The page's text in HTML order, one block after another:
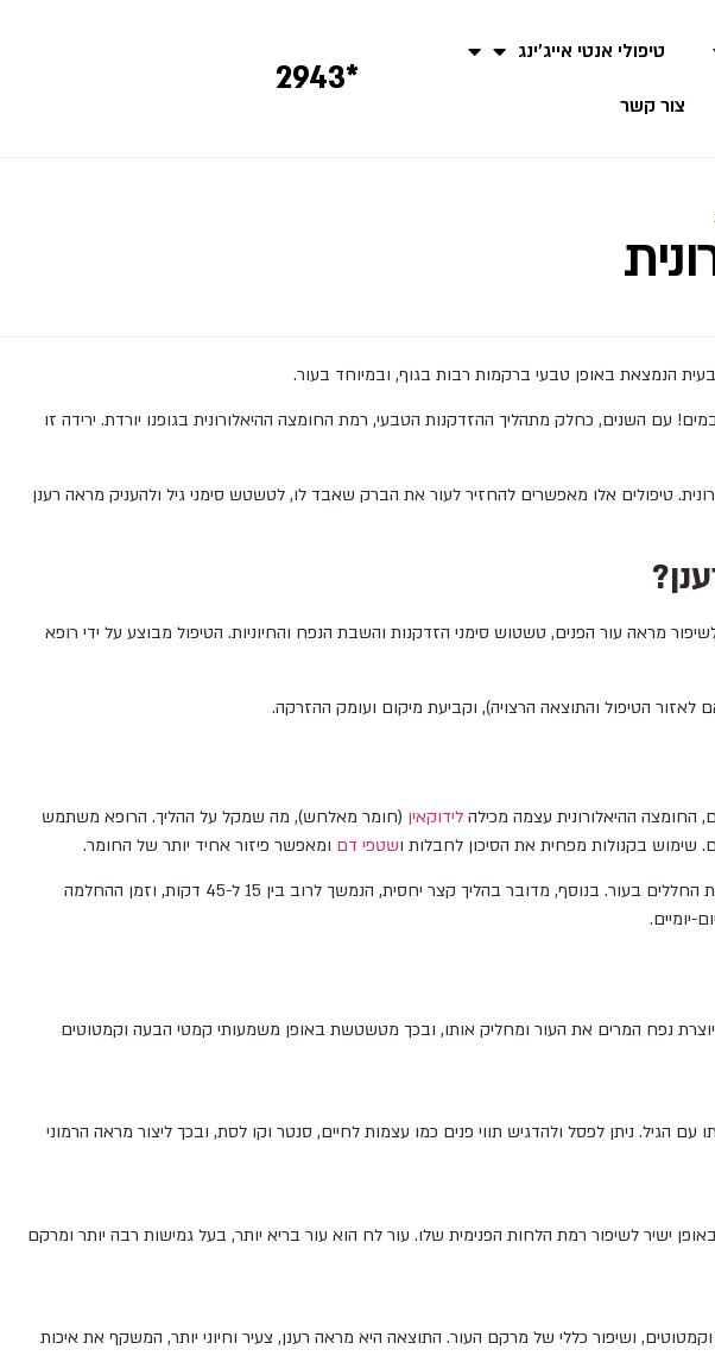
טיפולי אנטי אייג'ינג
צור קשר
*2943
הנמצאת באופן טבעי ברקמות רבות בגוף, ובמיוחד בעור.
עם השנים, כחלק מתהליך ההזדקנות הטבעי, רמת החומצה ההיאלורונית בגופנו יורדת. ירידה זו
טיפולים אלו מאפשרים להחזיר לעור את הברק שאבד לו, לטשטש סימני גיל ולהעניק מראה רענן
מראה עור הפנים, טשטוש סימני הזדקנות והשבת הנפח והחיוניות. הטיפול מבוצע על ידי רופא
הטיפול והתוצאה הרצויה), וקביעת מיקום ועומק ההזרקה.
החומצה ההיאלורונית עצמה מכילה לידוקאין (חומר מאלחש), מה שמקל על ההליך. הרופא משתמש
שימוש בקנולות מפחית את הסיכון לחבלות ושטפי דם ומאפשר פיזור אחיד יותר של החומר.
אחד היתרונות הבולטים של טיפולי חומצה היאלורונית הוא התוצאות המיידיות. ברגע שהחומר מוזרק, הוא מתחיל לפעול ולמלא את החללים בעור. בנוסף, מדובר בהליך קצר יחסית, הנמשך לרוב בין 15 ל-45 דקות, וזמן ההחלמה
יומיים.
נפח המרים את העור ומחליק אותו, ובכך מטשטשת באופן משמעותי קמטי הבעה וקמטוטים
ניתן לפסל ולהדגיש תווי פנים כמו עצמות לחיים, סנטר וקו לסת, ובכך ליצור מראה הרמוני
ישיר לשיפור רמת הלחות הפנימית שלו. עור לח הוא עור בריא יותר, בעל גמישות רבה יותר ומרקם
ושיפור כללי של מרקם העור. התוצאה היא מראה רענן, צעיר וחיוני יותר, המשקף את איכות